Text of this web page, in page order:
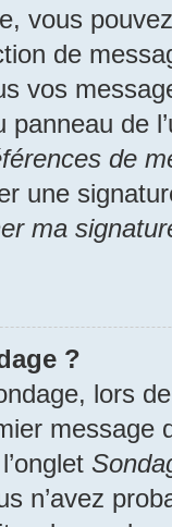
vous
de
vos
panneau de
de
une
ma
?
lors
message
n’avez